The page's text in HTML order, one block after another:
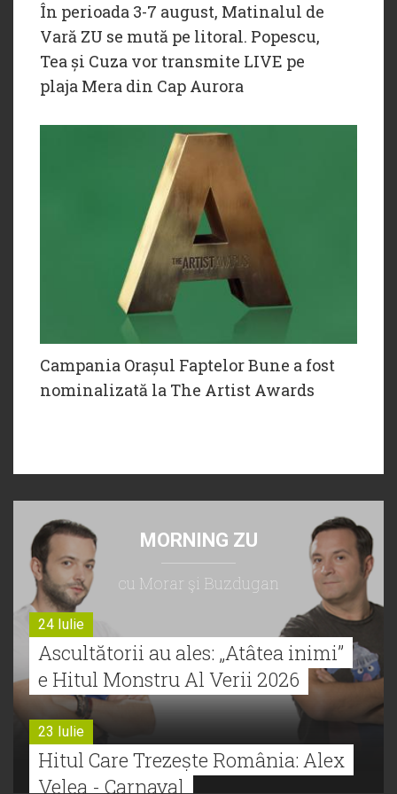
În perioada 3-7 august, Matinalul de
Vară ZU se mută pe litoral. Popescu,
Tea și Cuza vor transmite LIVE pe
plaja Mera din Cap Aurora
Campania Orașul Faptelor Bune a fost
nominalizată la The Artist Awards
MORNING ZU
cu Morar şi Buzdugan
24 Iulie
Ascultătorii au ales: „Atâtea inimi”
e Hitul Monstru Al Verii 2026
23 Iulie
Hitul Care Trezește România: Alex
Velea - Carnaval